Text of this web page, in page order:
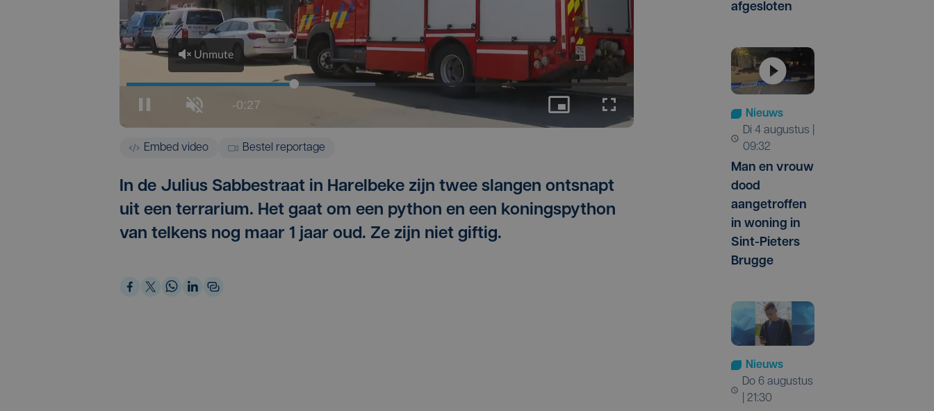
Embed video Bestel reportage
In de Julius Sabbestraat in Harelbeke zijn twee slangen ontsnapt
uit een terrarium. Het gaat om een python en een koningspython
van telkens nog maar 1 jaar oud. Ze zijn niet giftig.
afgesloten
Nieuws
di 4 augustus |
09:32
Man en vrouw
dood
aangetroffen
in woning in
Sint-Pieters
Brugge
Nieuws
do 6 augustus
| 21:30